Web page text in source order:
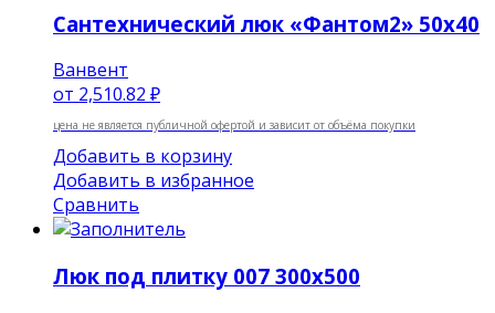
Сантехнический люк «Фантом2» 50х40
Ванвент
от 2,510.82 ₽
цена не является публичной офертой и зависит от объёма покупки
Добавить в корзину
Добавить в избранное
Сравнить
Люк под плитку 007 300х500